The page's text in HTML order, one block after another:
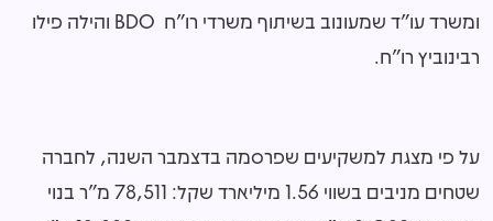
ומשרד עו"ד שמעונוב בשיתוף משרדי רו"ח BDO והילה פילו
רבינוביץ רו"ח.
על פי מצגת למשקיעים שפרסמה בדצמבר השנה, לחברה
שטחים מניבים בשווי 1.56 מיליארד שקל: 78,511 מ"ר בנוי